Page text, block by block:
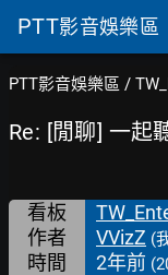
PTT影音娛樂區
PTT影音娛樂區 /
Re: [閒聊] 一起
看板
作者 VVizZ (
時間 2年前